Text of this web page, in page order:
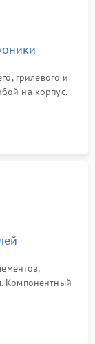
грилевого и
на корпус.
Компонентный
и замена